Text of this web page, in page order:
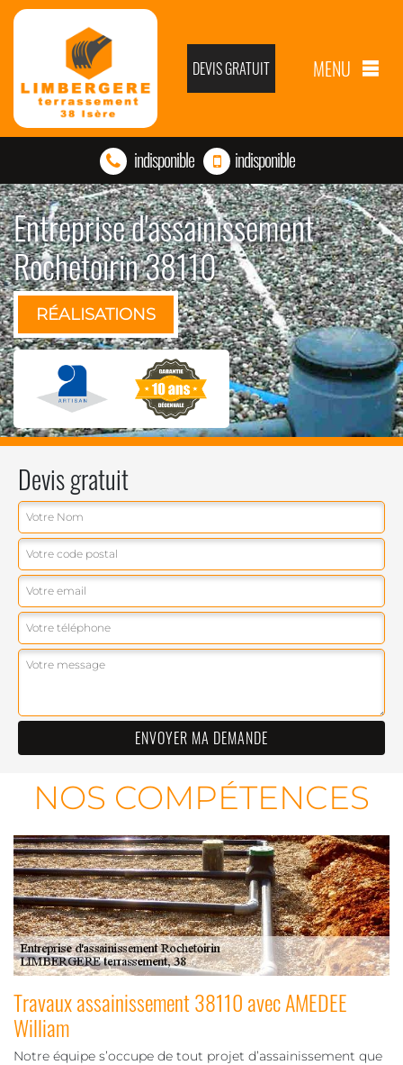
DEVIS GRATUIT MENU
indisponible indisponible
Entreprise d'assainissement
Rochetoirin 38110
RÉALISATIONS
Devis gratuit
NOS COMPÉTENCES
Travaux assainissement 38110 avec AMEDEE
William
Notre équipe s’occupe de tout projet d’assainissement que